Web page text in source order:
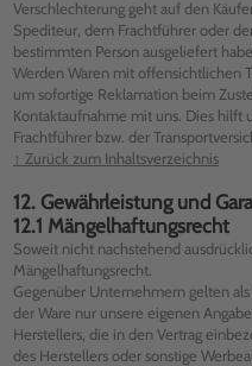
Verschlechterung geht auf den
Spediteur, dem Frachtführer oder
bestimmten Person ausgeliefert
Werden Waren mit offensichtlichen
um sofortige Reklamation beim
Kontaktaufnahme mit uns. Dies hilft
Frachtführer bzw. der
↑ Zurück zum Inhaltsverzeichnis
12. Gewährleistung und
12.1 Mängelhaftungsrecht
Soweit nicht nachstehend
Mängelhaftungsrecht.
Gegenüber Unternehmern gelten
der Ware nur unsere eigenen
Herstellers, die in den Vertrag
des Herstellers oder sonstige